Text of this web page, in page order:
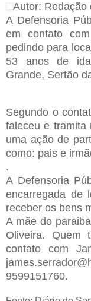
Autor: Redação
A Defensoria
em contato
pedindo para
53 anos de
Grande, Sertão
Segundo o
faleceu e tramita
uma ação de
como: pais e
.
A Defensoria
encarregada de
receber os bens
A mãe do
Oliveira. Quem
contato com
9599151760.